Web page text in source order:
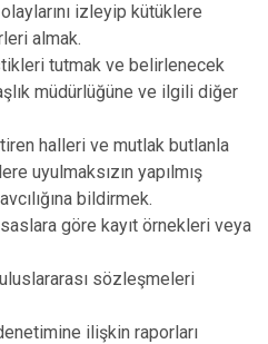
izleyip kütüklere
almak.
tutmak ve belirlenecek
müdürlüğüne ve ilgili diğer
halleri ve mutlak butlanla
uyulmaksızın yapılmış
bildirmek.
göre kayıt örnekleri veya
sözleşmeleri
ilişkin raporları